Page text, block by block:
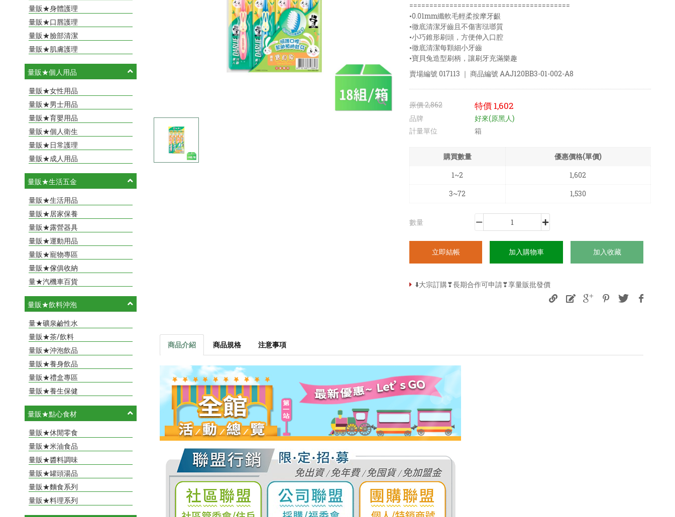
========================================
•0.01mm纖軟毛輕柔按摩牙齦
•徹底清潔牙齒且不傷害琺瑯質
•小巧錐形刷頭，方便伸入口腔
•徹底清潔每顆細小牙齒
•寶貝兔造型刷柄，讓刷牙充滿樂趣
賣場編號017113 ｜ 商品編號AAJ120BB3-01-002-A8
原價2,862 特價 1,602
品牌
好來(原黑人)
計量單位
箱
購買數量
優惠價格(單價)
1~2
1,602
3~72
1,530
數量
立即結帳 加入購物車 加入收藏
⬇️大宗訂購❣長期合作可申請❣享量販批發價
商品介紹 商品規格 注意事項
量販★身體護理
量販★口唇護理
量販★臉部清潔
量販★肌膚護理
量販★個人用品
量販★女性用品
量販★男士用品
量販★育嬰用品
量販★個人衛生
量販★日常護理
量販★成人用品
量販★生活五金
量販★生活用品
量販★居家保養
量販★露營器具
量販★運動用品
量販★寵物專區
量販★傢俱收納
量★汽機車百貨
量販★飲料沖泡
量★礦泉鹼性水
量販★茶/飲料
量販★沖泡飲品
量販★養身飲品
量販★禮盒專區
量販★養生保健
量販★點心食材
量販★休閒零食
量販★米油食品
量販★醬料調味
量販★罐頭湯品
量販★麵食系列
量販★料理系列